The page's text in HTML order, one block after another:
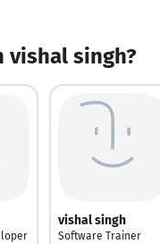
vishal singh?
vishal singh
Software Trainer